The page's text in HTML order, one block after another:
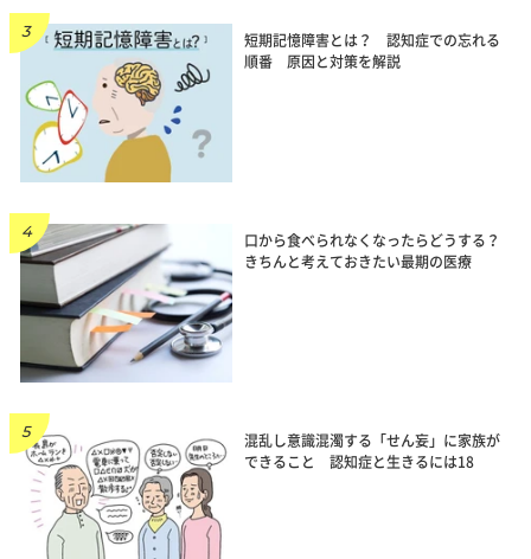
短期記憶障害とは？ 認知症での忘れる
順番 原因と対策を解説
口から食べられなくなったらどうする？
きちんと考えておきたい最期の医療
混乱し意識混濁する「せん妄」に家族が
できること 認知症と生きるには18